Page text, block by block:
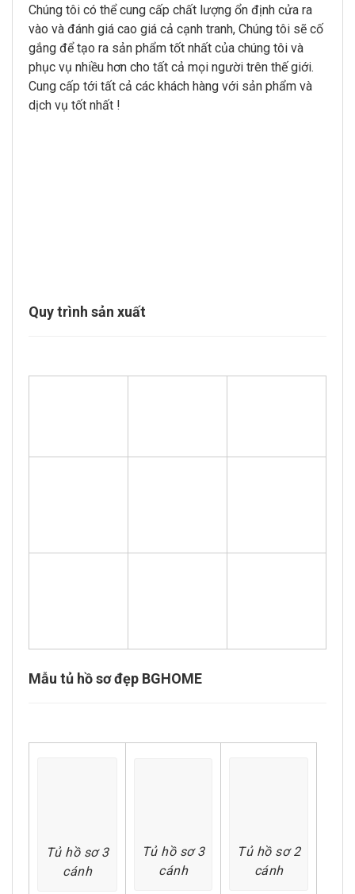
Chúng tôi có thể cung cấp chất lượng ổn định cửa ra
vào và đánh giá cao giá cả cạnh tranh, Chúng tôi sẽ cố
gắng để tạo ra sản phẩm tốt nhất của chúng tôi và
phục vụ nhiều hơn cho tất cả mọi người trên thế giới.
Cung cấp tới tất cả các khách hàng với sản phẩm và
dịch vụ tốt nhất !
Quy trình sản xuất
Mẫu tủ hồ sơ đẹp BGHOME
Tủ hồ sơ 3
cánh
Tủ hồ sơ 3
cánh
Tủ hồ sơ 2
cánh